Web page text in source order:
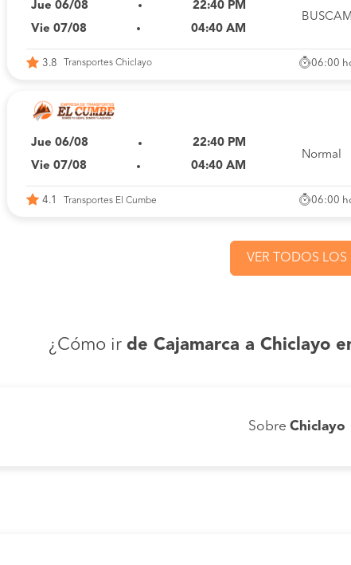
Jue 06/08
22:40 PM
Vie 07/08
04:40 AM
3.8 Transportes Chiclayo 06:00
Jue 06/08
22:40 PM
Vie 07/08
04:40 AM
Normal
4.1 Transportes El Cumbe 06:00
VER TODOS LOS
¿Cómo ir de Cajamarca a Chiclayo
Sobre Chiclayo